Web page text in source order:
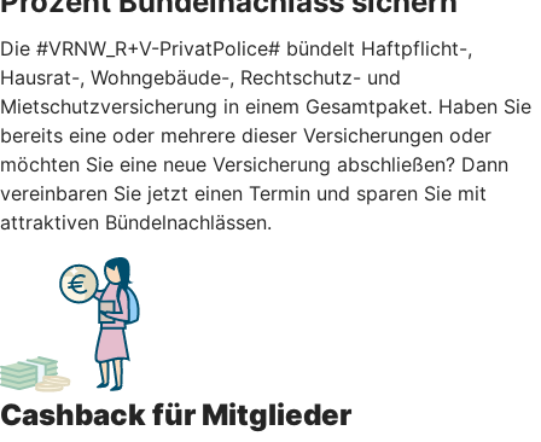
Die #VRNW_R+V-PrivatPolice# bündelt Haftpflicht-,
Hausrat-, Wohngebäude-, Rechtschutz- und
Mietschutzversicherung in einem Gesamtpaket. Haben Sie
bereits eine oder mehrere dieser Versicherungen oder
möchten Sie eine neue Versicherung abschließen? Dann
vereinbaren Sie jetzt einen Termin und sparen Sie mit
attraktiven Bündelnachlässen.
Cashback für Mitglieder